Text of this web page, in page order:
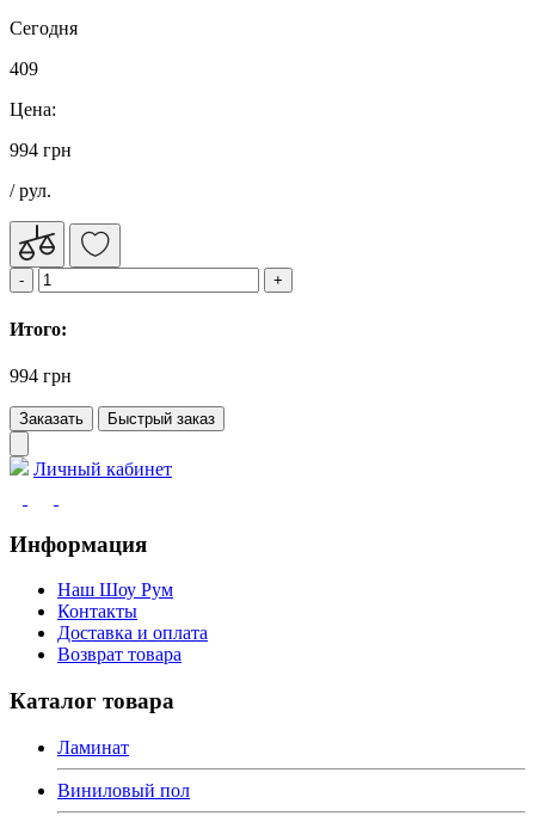
Сегодня
409
Цена:
994 грн
/ рул.
Итого:
994 грн
Заказать Быстрый заказ
Личный кабинет
Информация
Наш Шоу Рум
Контакты
Доставка и оплата
Возврат товара
Каталог товара
Ламинат
Виниловый пол